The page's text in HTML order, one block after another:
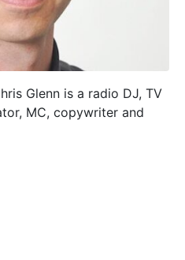
Glenn is a radio DJ, TV
MC, copywriter and